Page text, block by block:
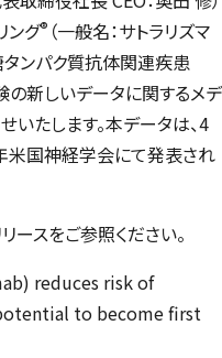
ング® （一般名：サトラリズマ
タンパク質抗体関連疾患
の新しいデータに関するメデ
いたします。本データは、4
米国神経学会にて発表され
ースをご参照ください。
reduces risk of
to become first